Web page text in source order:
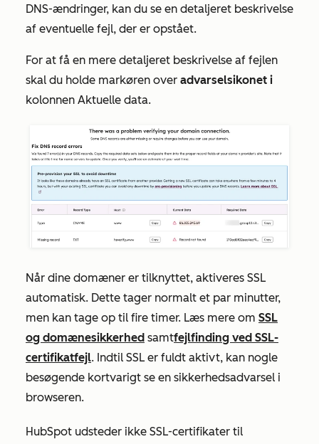
DNS-ændringer, kan du se en detaljeret beskrivelse
af eventuelle fejl, der er opstået.
For at få en mere detaljeret beskrivelse af fejlen
skal du holde markøren over advarselsikonet i
kolonnen Aktuelle data.
Når dine domæner er tilknyttet, aktiveres SSL
automatisk. Dette tager normalt et par minutter,
men kan tage op til fire timer. Læs mere om SSL
og domænesikkerhed samtfejlfinding ved SSL-
certifikatfejl. Indtil SSL er fuldt aktivt, kan nogle
besøgende kortvarigt se en sikkerhedsadvarsel i
browseren.
HubSpot udsteder ikke SSL-certifikater til